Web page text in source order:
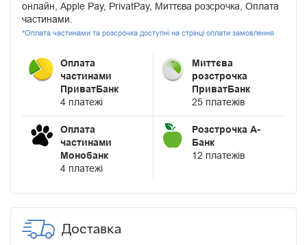
онлайн, Apple Pay, PrivatPay, Миттєва розсрочка, Оплата
частинами.
*Оплата частинами та розсрочка доступні на стрінці оплати замовлення
Оплата
частинами
ПриватБанк
4 платежі
Миттєва
розстрочка
ПриватБанк
25 платежів
Оплата
частинами
Монобанк
4 платежі
Розстрочка А-
Банк
12 платежів
Доставка